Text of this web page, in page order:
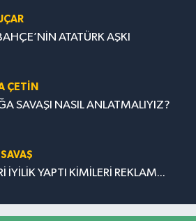
ATATÜRK AŞKI
ÇETİN
SAVAŞI NASIL ANLATMALIYIZ?
İYİLİK YAPTI KİMİLERİ REKLAM...